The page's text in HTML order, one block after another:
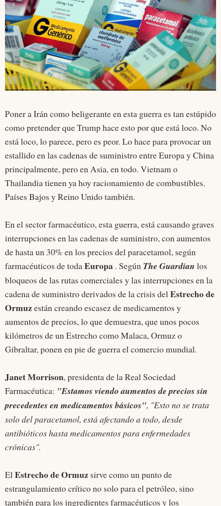
Poner a Irán como beligerante en esta guerra es tan estúpido
como pretender que Trump hace esto por que está loco. No
está loco, lo parece, pero es peor. Lo hace para provocar un
estallido en las cadenas de suministro entre Europa y China
principalmente, pero en Asia, en todo. Vietnam o
Thailandia tienen ya hoy racionamiento de combustibles.
Países Bajos y Reino Unido también.
En el sector farmacéutico, esta guerra, está causando graves
interrupciones en las cadenas de suministro, con aumentos
de hasta un 30% en los precios del paracetamol, según
farmacéuticos de todaEuropa . Según The Guardian los
bloqueos de las rutas comerciales y las interrupciones en la
cadena de suministro derivados de la crisis delEstrecho de
Ormuzestán creando escasez de medicamentos y
aumentos de precios, lo que demuestra, que unos pocos
kilómetros de un Estrecho como Malaca, Ormuz o
Gibraltar, ponen en pie de guerra el comercio mundial.
Janet Morrison, presidenta de la Real Sociedad
Farmacéutica: "Estamos viendo aumentos de precios sin
precedentes en medicamentos básicos", "Esto no se trata
solo del paracetamol, está afectando a todo, desde
antibióticos hasta medicamentos para enfermedades
crónicas".
ElEstrecho de Ormuz sirve como un punto de
estrangulamiento crítico no solo para el petróleo, sino
también para los ingredientes farmacéuticos y los